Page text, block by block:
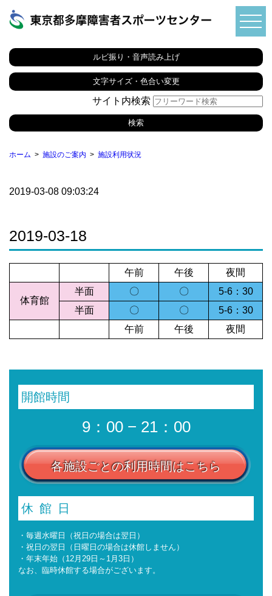
ルビ振り・音声読み上げ
文字サイズ・色合い変更
サイト内検索
ホーム 施設のご案内 施設利用状況
2019-03-08 09:03:24
2019-03-18
午前 午後 夜間
体育館
半面 〇 〇
5-6：30
半面
〇 〇
5-6：30
午前
午後 夜間
開館時間
9：00 − 21：00
各施設ごとの利用時間はこちら
休館日
・毎週水曜日（祝日の場合は翌日）
・祝日の翌日（日曜日の場合は休館しません）
・年末年始（12月29日～1月3日）
なお、臨時休館する場合がございます。